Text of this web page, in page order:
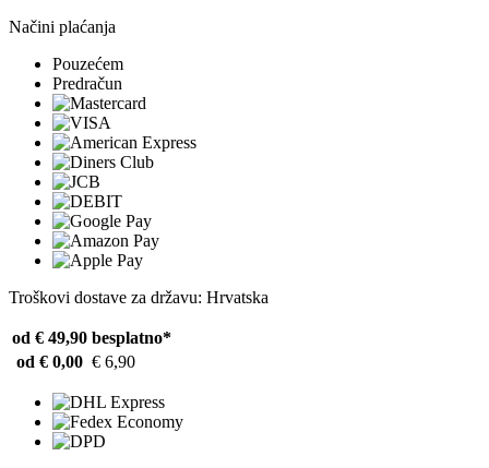
Načini plaćanja
Pouzećem
Predračun
Troškovi dostave za državu: Hrvatska
od € 49,90 besplatno*
od € 0,00 € 6,90